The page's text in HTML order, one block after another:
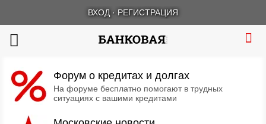
ВХОД · РЕГИСТРАЦИЯ
Форум о кредитах и долгах
На форуме бесплатно помогают в трудных
ситуациях с вашими кредитами